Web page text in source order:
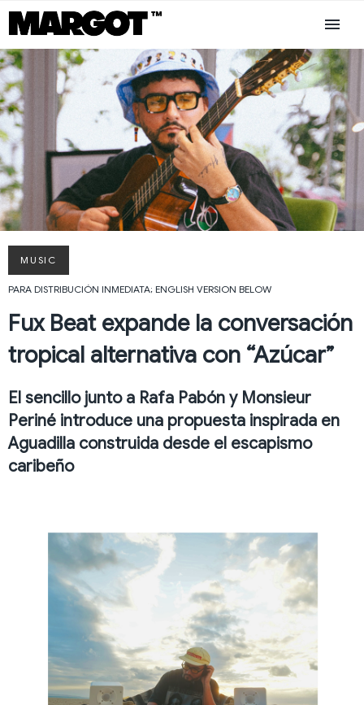
MUSIC
PARA DISTRIBUCIÓN INMEDIATA; ENGLISH VERSION BELOW
Fux Beat expande la conversación
tropical alternativa con “Azúcar”
El sencillo junto a Rafa Pabón y Monsieur
Periné introduce una propuesta inspirada en
Aguadilla construida desde el escapismo
caribeño